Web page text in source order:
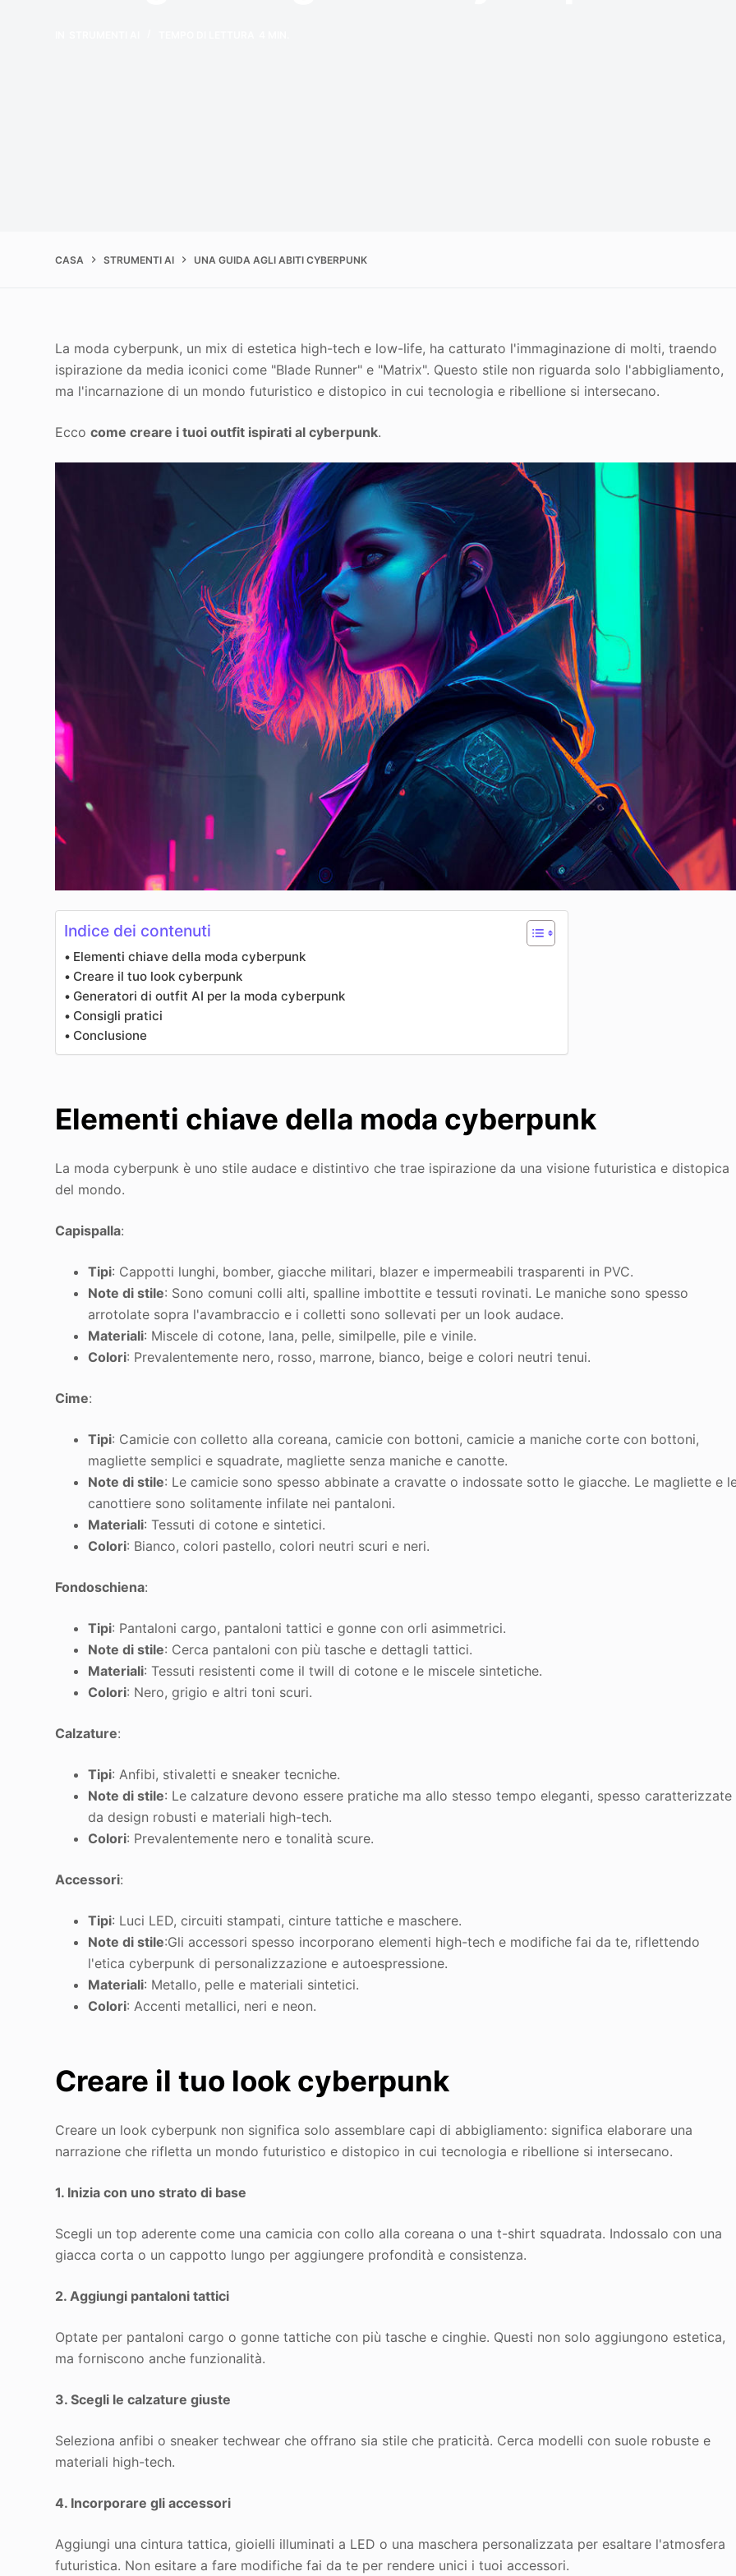
CASA STRUMENTI AI UNA GUIDA AGLI ABITI CYBERPUNK
La moda cyberpunk, un mix di estetica high-tech e low-life, ha catturato l'immaginazione di molti, traendo
ispirazione da media iconici come "Blade Runner" e "Matrix". Questo stile non riguarda solo l'abbigliamento,
ma l'incarnazione di un mondo futuristico e distopico in cui tecnologia e ribellione si intersecano.
Eccocome creare i tuoi outfit ispirati al cyberpunk.
Indice dei contenuti
Elementi chiave della moda cyberpunk
Creare il tuo look cyberpunk
Generatori di outfit AI per la moda cyberpunk
Consigli pratici
Conclusione
Elementi chiave della moda cyberpunk
La moda cyberpunk è uno stile audace e distintivo che trae ispirazione da una visione futuristica e distopica
del mondo.
Capispalla:
Tipi: Cappotti lunghi, bomber, giacche militari, blazer e impermeabili trasparenti in PVC.
Note di stile: Sono comuni colli alti, spalline imbottite e tessuti rovinati. Le maniche sono spesso
arrotolate sopra l'avambraccio e i colletti sono sollevati per un look audace.
Materiali: Miscele di cotone, lana, pelle, similpelle, pile e vinile.
Colori: Prevalentemente nero, rosso, marrone, bianco, beige e colori neutri tenui.
Cime:
Tipi: Camicie con colletto alla coreana, camicie con bottoni, camicie a maniche corte con bottoni,
magliette semplici e squadrate, magliette senza maniche e canotte.
Note di stile: Le camicie sono spesso abbinate a cravatte o indossate sotto le giacche. Le magliette e
canottiere sono solitamente infilate nei pantaloni.
Materiali: Tessuti di cotone e sintetici.
Colori: Bianco, colori pastello, colori neutri scuri e neri.
Fondoschiena:
Tipi: Pantaloni cargo, pantaloni tattici e gonne con orli asimmetrici.
Note di stile: Cerca pantaloni con più tasche e dettagli tattici.
Materiali: Tessuti resistenti come il twill di cotone e le miscele sintetiche.
Colori: Nero, grigio e altri toni scuri.
Calzature:
Tipi: Anfibi, stivaletti e sneaker tecniche.
Note di stile: Le calzature devono essere pratiche ma allo stesso tempo eleganti, spesso caratterizzate
da design robusti e materiali high-tech.
Colori: Prevalentemente nero e tonalità scure.
Accessori:
Tipi: Luci LED, circuiti stampati, cinture tattiche e maschere.
Note di stile:Gli accessori spesso incorporano elementi high-tech e modifiche fai da te, riflettendo
l'etica cyberpunk di personalizzazione e autoespressione.
Materiali: Metallo, pelle e materiali sintetici.
Colori: Accenti metallici, neri e neon.
Creare il tuo look cyberpunk
Creare un look cyberpunk non significa solo assemblare capi di abbigliamento: significa elaborare una
narrazione che rifletta un mondo futuristico e distopico in cui tecnologia e ribellione si intersecano.
1. Inizia con uno strato di base
Scegli un top aderente come una camicia con collo alla coreana o una t-shirt squadrata. Indossalo con una
giacca corta o un cappotto lungo per aggiungere profondità e consistenza.
2. Aggiungi pantaloni tattici
Optate per pantaloni cargo o gonne tattiche con più tasche e cinghie. Questi non solo aggiungono estetica,
ma forniscono anche funzionalità.
3. Scegli le calzature giuste
Seleziona anfibi o sneaker techwear che offrano sia stile che praticità. Cerca modelli con suole robuste e
materiali high-tech.
4. Incorporare gli accessori
Aggiungi una cintura tattica, gioielli illuminati a LED o una maschera personalizzata per esaltare l'atmosfera
futuristica. Non esitare a fare modifiche fai da te per rendere unici i tuoi accessori.